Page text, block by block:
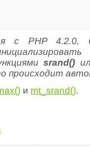
с PHP 4.2.0,
srand()
происходит
и mt_srand().